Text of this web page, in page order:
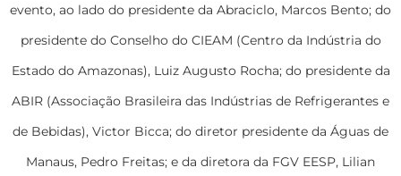
evento, ao lado do presidente da Abraciclo, Marcos Bento; do
presidente do Conselho do CIEAM (Centro da Indústria do
Estado do Amazonas), Luiz Augusto Rocha; do presidente da
ABIR (Associação Brasileira das Indústrias de Refrigerantes e
de Bebidas), Victor Bicca; do diretor presidente da Águas de
Manaus, Pedro Freitas; e da diretora da FGV EESP, Lilian